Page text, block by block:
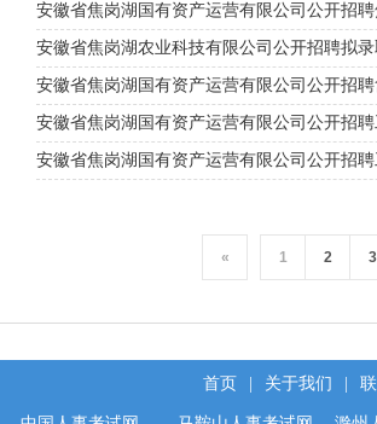
安徽省焦岗湖国有资产运营有限公司公开招
安徽省焦岗湖农业科技有限公司公开招聘拟
安徽省焦岗湖国有资产运营有限公司公开招
安徽省焦岗湖国有资产运营有限公司公开招
安徽省焦岗湖国有资产运营有限公司公开招
« 1 2 3
首页 关于我们